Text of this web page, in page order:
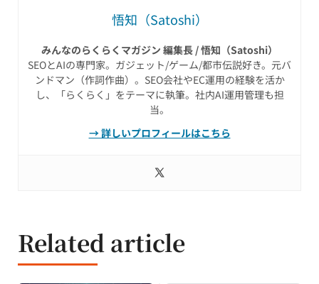
悟知（Satoshi）
みんなのらくらくマガジン 編集長 / 悟知（Satoshi）
SEOとAIの専門家。ガジェット/ゲーム/都市伝説好き。元バ
ンドマン（作詞作曲）。SEO会社やEC運用の経験を活か
し、「らくらく」をテーマに執筆。社内AI運用管理も担
当。
→ 詳しいプロフィールはこちら
Related article